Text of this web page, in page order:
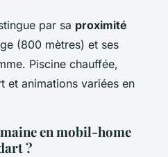
par sa proximité
(800 mètres) et ses
Piscine chauffée,
et animations variées en
en mobil-home
?